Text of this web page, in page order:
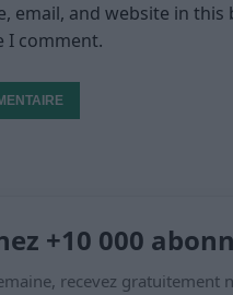
email, and website in this
I comment.
+10 000
recevez gratuitement